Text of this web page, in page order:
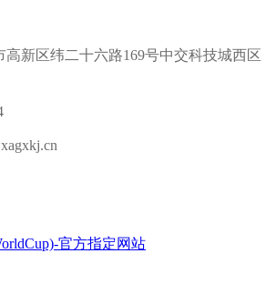
新区纬二十六路169号中交科技城西区
官方指定网站